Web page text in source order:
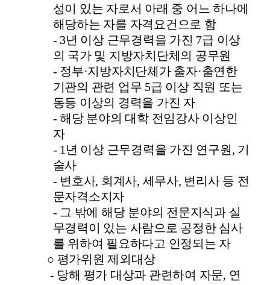
성이 있는 자로서 아래 중 어느 하나에
해당하는 자를 자격요건으로 함
- 3년 이상 근무경력을 가진 7급 이상
의 국가 및 지방자치단체의 공무원
- 정부·지방자치단체가 출자·출연한
기관의 관련 업무 5급 이상 직원 또는
동등 이상의 경력을 가진 자
- 해당 분야의 대학 전임강사 이상인
자
- 1 년 이상 근무경력을 가진 연구원 , 기
술사
- 변호사, 회계사, 세무사, 변리사 등 전
문자격소지자
- 그 밖에 해당 분야의 전문지식과 실
무경력이 있는 사람으로 공정한 심사
를 위하여 필요하다고 인정되는 자
○ 평가위원 제외대상
- 당해 평가 대상과 관련하여 자문, 연